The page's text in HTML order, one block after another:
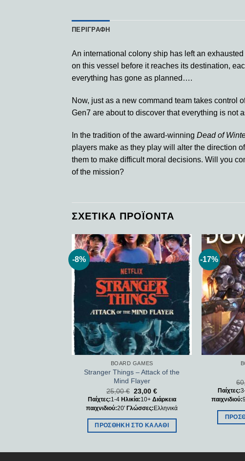
ΠΕΡΙΓΡΑΦΉ
An international colony ship has left an
on this vessel before it reaches its destination,
everything has gone as planned….
Now, just as a new command team takes control
Gen7 are about to discover that everything is not
In the tradition of the award-winning Dead of
players make as they play will alter the direction
them to make difficult moral decisions. Will you
of the mission?
ΣΧΕΤΙΚΆ ΠΡΟΪΌΝΤΑ
-8%
Add to
BOARD GAMES
Stranger Things – Attack of the
Mind Flayer
25,00€ 23,00€
Παίχτες:1-4 Ηλικία:10+ Διάρκεια
παιχνιδιού:20' Γλώσσες: Ελληνικά
ΠΡΟΣΘΉΚΗ ΣΤΟ ΚΑΛΆΘΙ
-17%
Παίχτες:
παιχνιδιού: